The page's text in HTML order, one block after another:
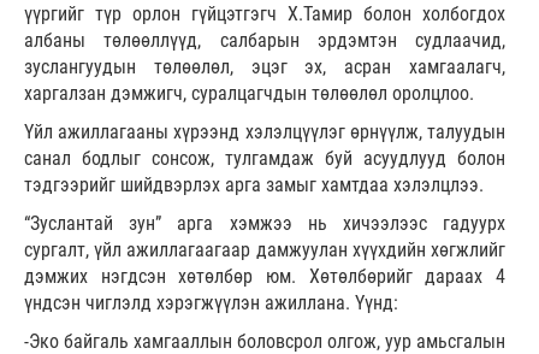
үүргийг түр орлон гүйцэтгэгч Х.Тамир болон холбогдох
албаны төлөөллүүд, салбарын эрдэмтэн судлаачид,
зуслангуудын төлөөлөл, эцэг эх, асран хамгаалагч,
харгалзан дэмжигч, суралцагчдын төлөөлөл оролцлоо.
Үйл ажиллагааны хүрээнд хэлэлцүүлэг өрнүүлж, талуудын
санал бодлыг сонсож, тулгамдаж буй асуудлууд болон
тэдгээрийг шийдвэрлэх арга замыг хамтдаа хэлэлцлээ.
“Зуслантай зун” арга хэмжээ нь хичээлээс гадуурх
сургалт, үйл ажиллагаагаар дамжуулан хүүхдийн хөгжлийг
дэмжих нэгдсэн хөтөлбөр юм. Хөтөлбөрийг дараах 4
үндсэн чиглэлд хэрэгжүүлэн ажиллана. Үүнд:
-Эко байгаль хамгааллын боловсрол олгож, уур амьсгалын